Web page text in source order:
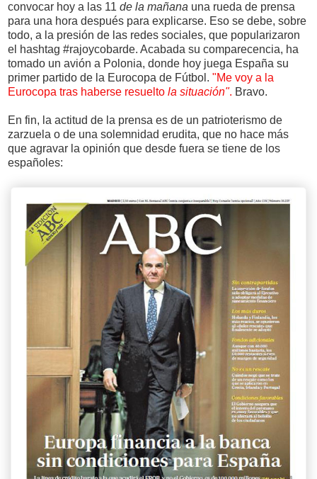
convocar hoy a las 11 de la mañana una rueda de prensa
para una hora después para explicarse. Eso se debe, sobre
todo, a la presión de las redes sociales, que popularizaron
el hashtag #rajoycobarde. Acabada su comparecencia, ha
tomado un avión a Polonia, donde hoy juega España su
primer partido de la Eurocopa de Fútbol. "Me voy a la
Eurocopa tras haberse resuelto la situación". Bravo.
En fin, la actitud de la prensa es de un patrioterismo de
zarzuela o de una solemnidad erudita, que no hace más
que agravar la opinión que desde fuera se tiene de los
españoles: